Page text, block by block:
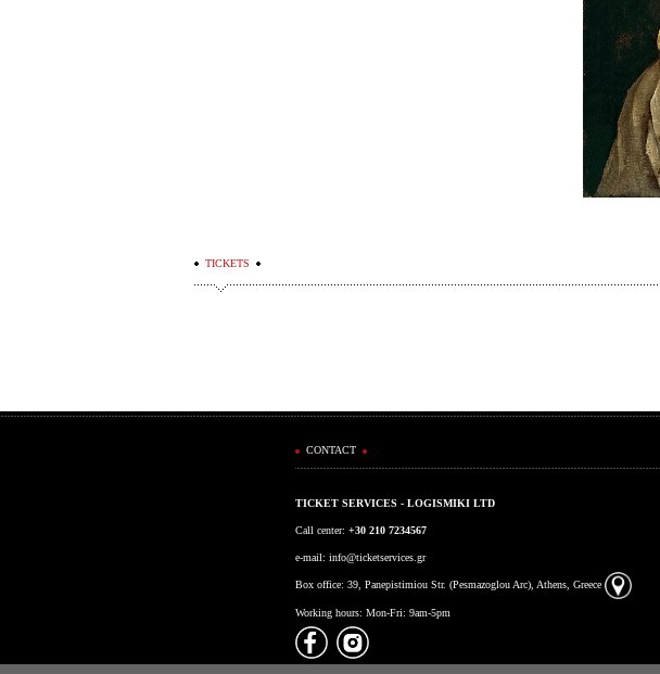
TICKETS
CONTACT
TICKET SERVICES - LOGISMIKI LTD
Call center: +30 210 7234567
e-mail: info@ticketservices.gr
Box office: 39, Panepistimiou Str. (Pesmazoglou Arc), Athens, Greece
Working hours: Mon-Fri: 9am-5pm